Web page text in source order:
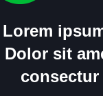
Lorem
Dolor sit
consectur